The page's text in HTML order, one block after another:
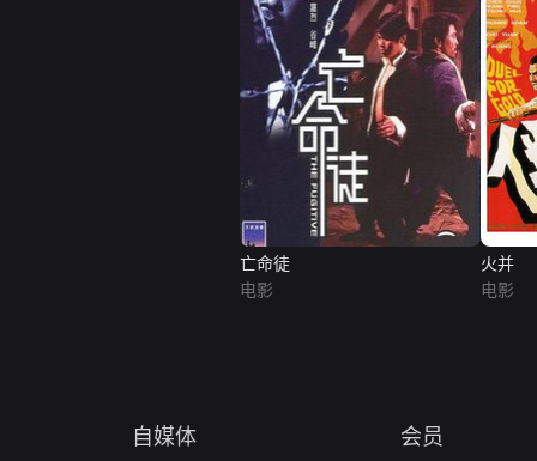
亡命徒
电影
火并
电影
自媒体 会员